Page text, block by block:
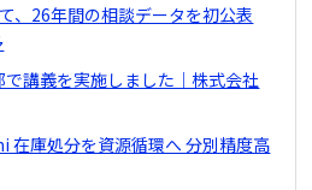
、26年間の相談データを初公表
講義を実施しました｜株式会社
在庫処分を資源循環へ 分別精度高